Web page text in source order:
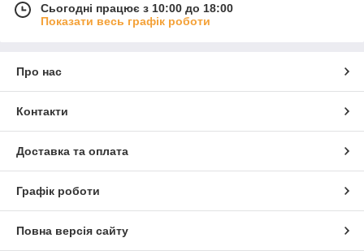
Сьогодні працює з 10:00 до 18:00
Показати весь графік роботи
Про нас
Контакти
Доставка та оплата
Графік роботи
Повна версія сайту